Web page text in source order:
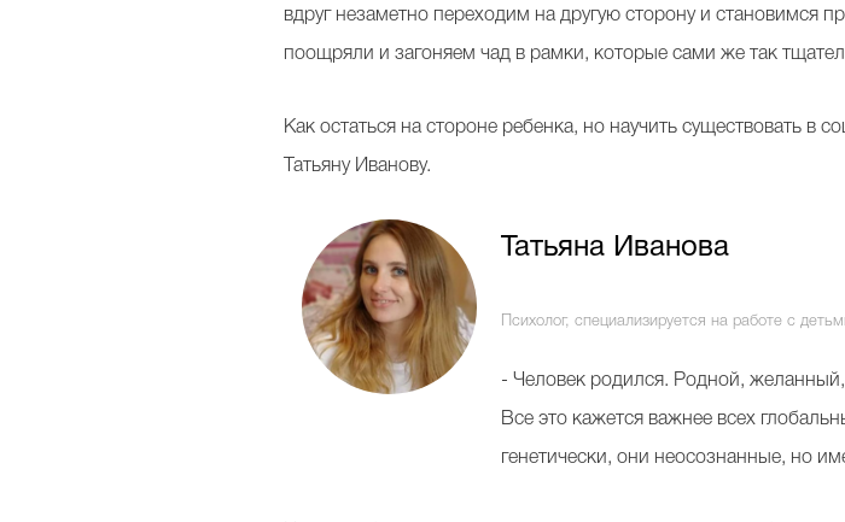
вдруг незаметно переходим на другую сторону и становимся
поощряли и загоняем чад в рамки, которые сами же так
Как остаться на стороне ребенка, но научить существовать
Татьяну Иванову.
Татьяна Иванова
Психолог, специализируется на работе с
- Человек родился. Родной,
Все это кажется важнее всех
генетически, они неосознанные, но